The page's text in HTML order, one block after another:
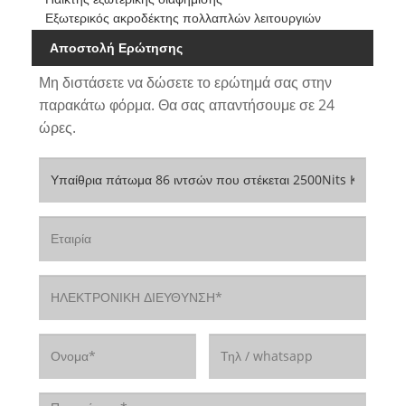
Εξωτερικός ακροδέκτης πολλαπλών λειτουργιών
Αποστολή Ερώτησης
Μη διστάσετε να δώσετε το ερώτημά σας στην
παρακάτω φόρμα. Θα σας απαντήσουμε σε 24
ώρες.